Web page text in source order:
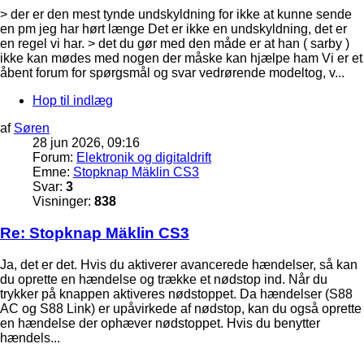
> der er den mest tynde undskyldning for ikke at kunne sende
en pm jeg har hørt længe Det er ikke en undskyldning, det er
en regel vi har. > det du gør med den måde er at han ( sarby )
ikke kan mødes med nogen der måske kan hjælpe ham Vi er et
åbent forum for spørgsmål og svar vedrørende modeltog, v...
Hop til indlæg
af Søren
28 jun 2026, 09:16
Forum: Elektronik og digitaldrift
Emne: Stopknap Mäklin CS3
Svar: 3
Visninger: 838
Re: Stopknap Mäklin CS3
Ja, det er det. Hvis du aktiverer avancerede hændelser, så kan
du oprette en hændelse og trække et nødstop ind. Når du
trykker på knappen aktiveres nødstoppet. Da hændelser (S88
AC og S88 Link) er upåvirkede af nødstop, kan du også oprette
en hændelse der ophæver nødstoppet. Hvis du benytter
hændels...